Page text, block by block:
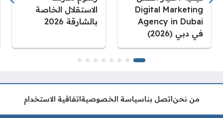
Digital Marketing
Agency in Dubai
في دبي (2026)
الاستقلال الخاصة
بالشارقة 2026
من نحن اتصل بناسياسة الخصوصية اتفاقية الاستخدام